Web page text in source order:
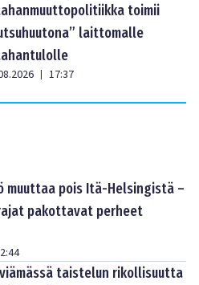
toimii
laittomalle
| 17:37
muuttaa pois Itä-Helsingistä –
pakottavat perheet
taistelun rikollisuutta